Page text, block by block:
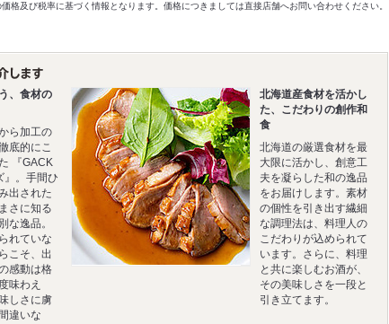
及び税率に基づく情報となります。価格につきましては直接店舗へお問い合わせください。
、食材の
ら加工の
底的にこ
『GACK
』。手間ひ
出された
さに知る
な逸品。
れていな
こそ、出
感動は格
味わえ
しさに虜
違いな
北海道産食材を活かし
た、こだわりの創作和
食
北海道の厳選食材を最
大限に活かし、創意工
夫を凝らした和の逸品
をお届けします。素材
の個性を引き出す繊細
な調理法は、料理人の
こだわりが込められて
います。さらに、料理
と共に楽しむお酒が、
その美味しさを一段と
引き立てます。